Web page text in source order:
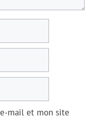
mail et mon site